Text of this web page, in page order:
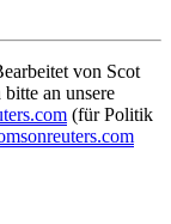
von Scot
an unsere
(für Politik